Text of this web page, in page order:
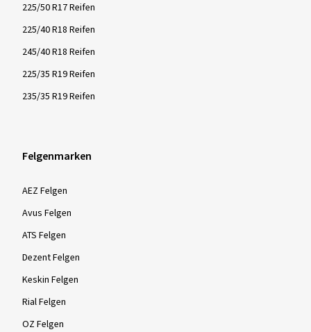
225/50 R17 Reifen
225/40 R18 Reifen
245/40 R18 Reifen
225/35 R19 Reifen
235/35 R19 Reifen
Felgenmarken
AEZ Felgen
Avus Felgen
ATS Felgen
Dezent Felgen
Keskin Felgen
Rial Felgen
OZ Felgen